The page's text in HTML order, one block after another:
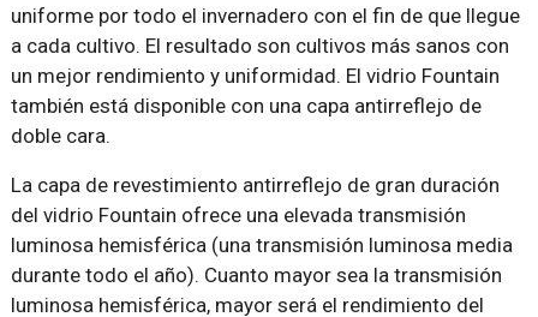
uniforme por todo el invernadero con el fin de que llegue
a cada cultivo. El resultado son cultivos más sanos con
un mejor rendimiento y uniformidad. El vidrio Fountain
también está disponible con una capa antirreflejo de
doble cara.
La capa de revestimiento antirreflejo de gran duración
del vidrio Fountain ofrece una elevada transmisión
luminosa hemisférica (una transmisión luminosa media
durante todo el año). Cuanto mayor sea la transmisión
luminosa hemisférica, mayor será el rendimiento del